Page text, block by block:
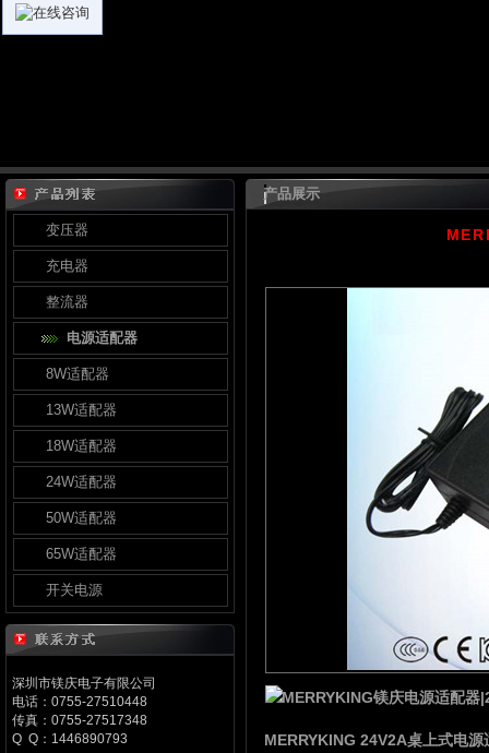
变压器
充电器
整流器
电源适配器
8W适配器
13W适配器
18W适配器
24W适配器
50W适配器
65W适配器
开关电源
深圳市镁庆电子有限公司
电话：0755-27510448
传真：0755-27517348
Q Q：1446890793
产品展示
MERRYKING镁庆电源适配器
MERRYKING 24V2A桌上式电